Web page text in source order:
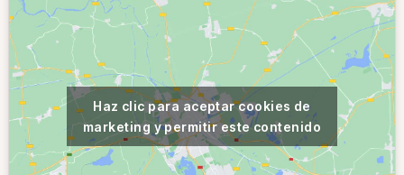
Haz clic para aceptar cookies de
marketing y permitir este contenido